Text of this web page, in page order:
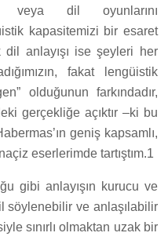
veya dil oyunlarını
kapasitemizi bir esaret
dil anlayışı ise şeyleri her
fakat lengüistik
olduğunun farkındadır,
gerçekliğe açıktır –ki bu
geniş kapsamlı,
eserlerimde tartıştım.1
gibi anlayışın kurucu ve
söylenebilir ve anlaşılabilir
sınırlı olmaktan uzak bir